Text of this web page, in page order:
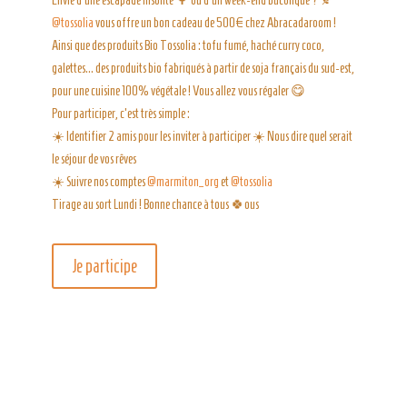
@tossoliavous offre un bon cadeau de 500€ chez Abracadaroom !
Ainsi que des produits Bio Tossolia : tofu fumé, haché curry coco,
galettes… des produits bio fabriqués à partir de soja français du sud-est,
pour une cuisine 100% végétale ! Vous allez vous régaler 😋
Pour participer, c’est très simple :
☀️ Identifier 2 amis pour les inviter à participer ☀️ Nous dire quel serait
le séjour de vos rêves
☀️ Suivre nos comptes@marmiton_orget@tossolia
Tirage au sort Lundi ! Bonne chance à tous 🍀ous
Je participe